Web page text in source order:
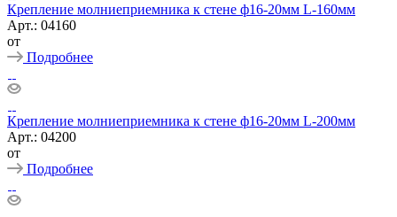
Крепление молниеприемника к стене ф16-20мм L-160мм
Арт.: 04160
от
Подробнее
Крепление молниеприемника к стене ф16-20мм L-200мм
Арт.: 04200
от
Подробнее